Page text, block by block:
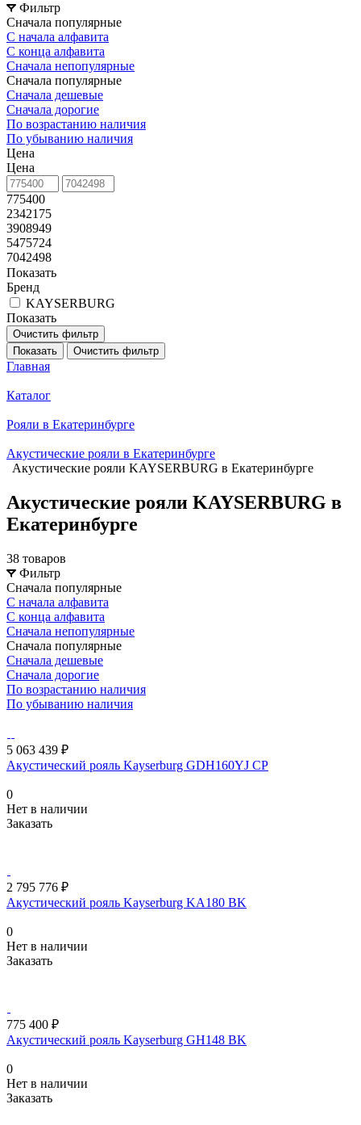
Фильтр
Сначала популярные
С начала алфавита
С конца алфавита
Сначала непопулярные
Сначала популярные
Сначала дешевые
Сначала дорогие
По возрастанию наличия
По убыванию наличия
Цена
Цена
775400
2342175
3908949
5475724
7042498
Показать
Бренд
KAYSERBURG
Показать
Очистить фильтр
Показать
Очистить фильтр
Главная
Каталог
Рояли в Екатеринбурге
Акустические рояли в Екатеринбурге
Акустические рояли KAYSERBURG в Екатеринбурге
Акустические рояли KAYSERBURG в
Екатеринбурге
38 товаров
Фильтр
Сначала популярные
С начала алфавита
С конца алфавита
Сначала непопулярные
Сначала популярные
Сначала дешевые
Сначала дорогие
По возрастанию наличия
По убыванию наличия
5 063 439 ₽
Акустический рояль Kayserburg GDH160YJ CP
0
Нет в наличии
Заказать
2 795 776 ₽
Акустический рояль Kayserburg KA180 BK
0
Нет в наличии
Заказать
775 400 ₽
Акустический рояль Kayserburg GH148 BK
0
Нет в наличии
Заказать